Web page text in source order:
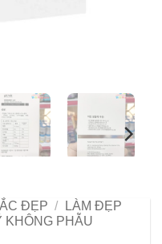
ĐẸP /
LÀM ĐẸP
KHÔNG PHẪU